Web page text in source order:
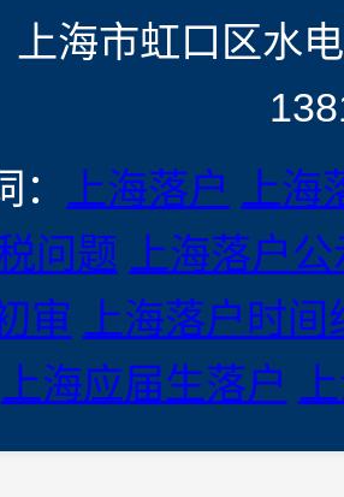
上海市虹口区水
上海落户
上
问题
上海落户
审
上海落户时间
上海应届生落户